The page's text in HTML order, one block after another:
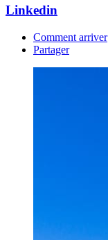
Linkedin
Comment arriver
Partager